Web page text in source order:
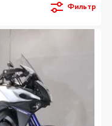
Фильтр